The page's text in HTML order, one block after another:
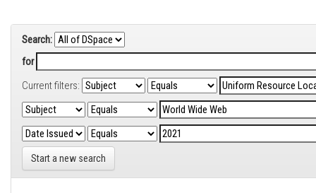
Search:
for
Current filters:
Start a new search